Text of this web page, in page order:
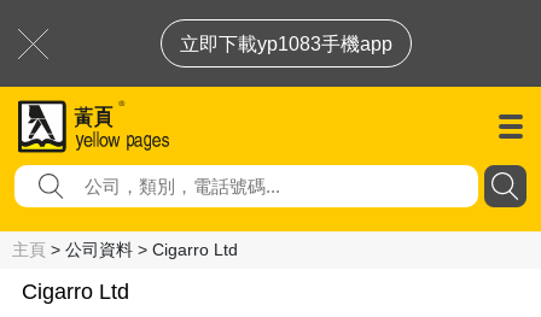
立即下載yp1083手機app
主頁 > 公司資料 > Cigarro Ltd
Cigarro Ltd